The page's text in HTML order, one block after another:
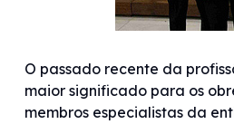
O passado recente da
maior significado para os
membros especialistas da